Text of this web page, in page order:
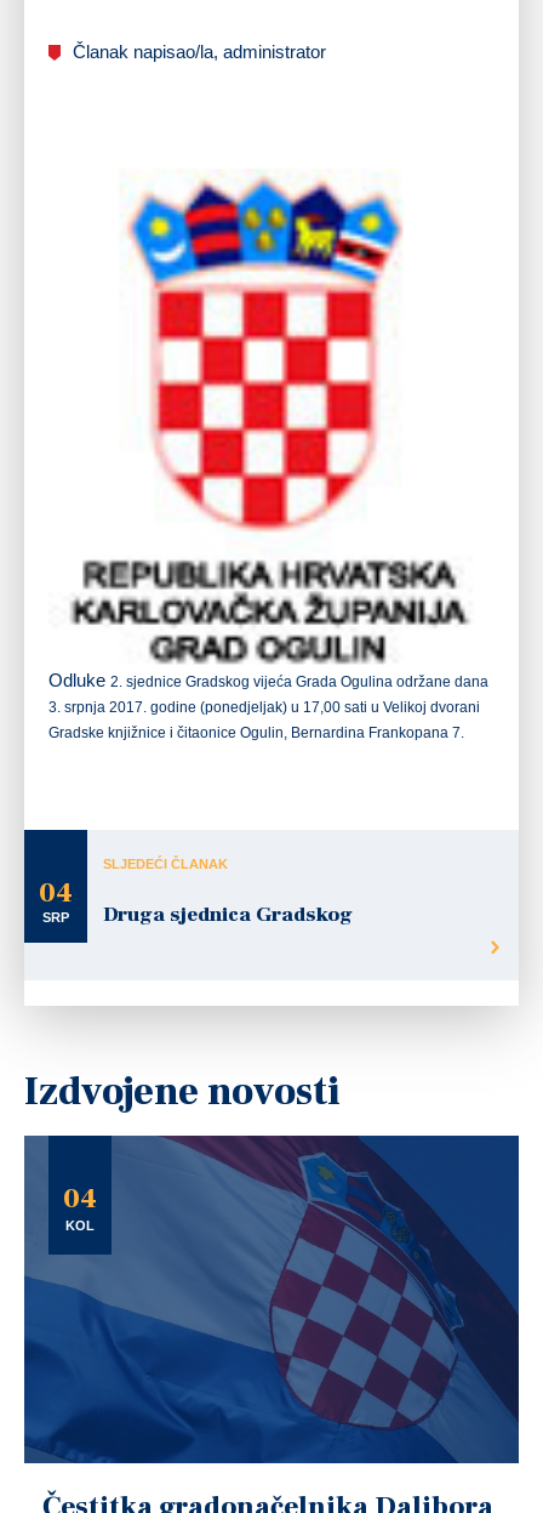
Članak napisao/la, administrator
Odluke 2. sjednice Gradskog vijeća Grada Ogulina održane dana
3. srpnja 2017. godine (ponedjeljak) u 17,00 sati u Velikoj dvorani
Gradske knjižnice i čitaonice Ogulin, Bernardina Frankopana 7.
04
SRP
SLJEDEĆI ČLANAK
Druga sjednica Gradskog
Izdvojene novosti
04
KOL